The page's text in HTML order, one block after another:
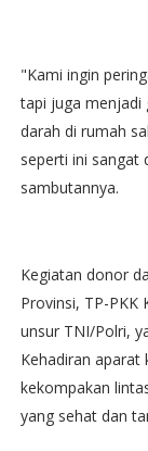
"Kami ingin
tapi juga menjadi
darah di rumah
seperti ini sangat
sambutannya.
Kegiatan donor
Provinsi, TP-PKK
unsur TNI/Polri,
Kehadiran aparat
kekompakan
yang sehat dan